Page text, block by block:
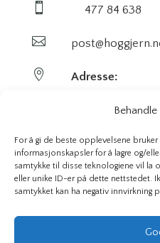
For å gi de beste opplevelsene
informasjonskapsler for å lagre og/
samtykke til disse teknologiene vil la
eller unike ID-er på dette nettstedet.
samtykket kan ha negativ innvirkning
 477 84 638

 Adresse:
Sekel AS
Sentrumsveien
3647